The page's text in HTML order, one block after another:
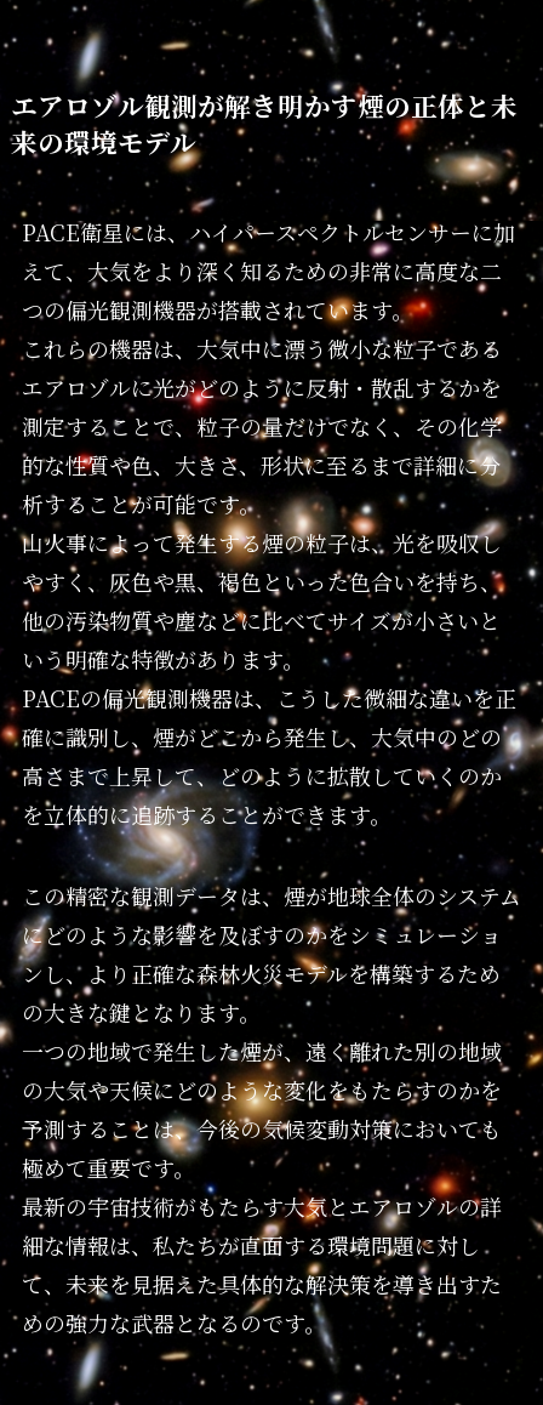
エアロゾル観測が解き明かす煙の正体と未
来の環境モデル
PACE衛星には、ハイパースペクトルセンサーに加
えて、大気をより深く知るための非常に高度な二
つの偏光観測機器が搭載されています。
これらの機器は、大気中に漂う微小な粒子である
エアロゾルに光がどのように反射・散乱するかを
測定することで、粒子の量だけでなく、その化学
的な性質や色、大きさ、形状に至るまで詳細に分
析することが可能です。
山火事によって発生する煙の粒子は、光を吸収し
やすく、灰色や黒、褐色といった色合いを持ち、
他の汚染物質や塵などに比べてサイズが小さいと
いう明確な特徴があります。
PACEの偏光観測機器は、こうした微細な違いを正
確に識別し、煙がどこから発生し、大気中のどの
高さまで上昇して、どのように拡散していくのか
を立体的に追跡することができます。
この精密な観測データは、煙が地球全体のシステム
にどのような影響を及ぼすのかをシミュレーショ
ンし、より正確な森林火災モデルを構築するため
の大きな鍵となります。
一つの地域で発生した煙が、遠く離れた別の地域
の大気や天候にどのような変化をもたらすのかを
予測することは、今後の気候変動対策においても
極めて重要です。
最新の宇宙技術がもたらす大気とエアロゾルの詳
細な情報は、私たちが直面する環境問題に対し
て、未来を見据えた具体的な解決策を導き出すた
めの強力な武器となるのです。